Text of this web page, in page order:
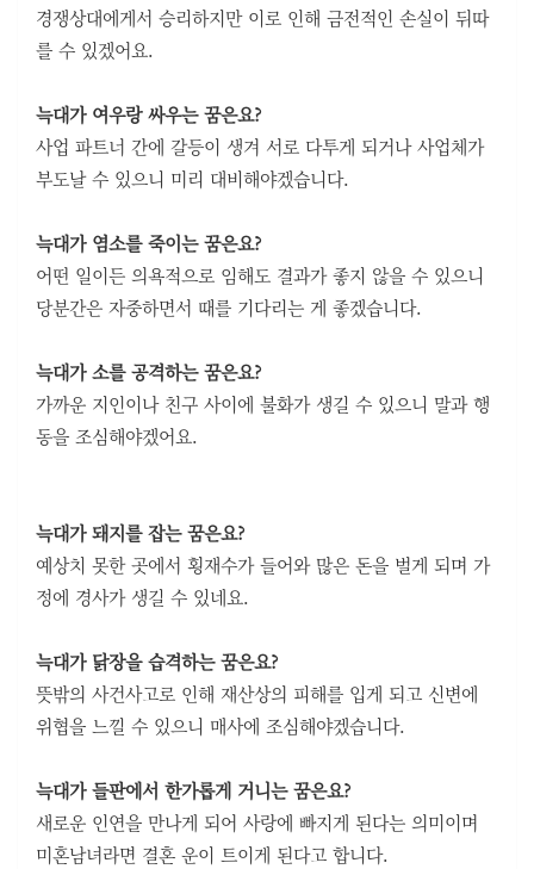
경쟁상대에게서 승리하지만 이로 인해 금전적인 손실이 뒤따
를 수 있겠어요.
늑대가 여우랑 싸우는 꿈은요?
사업 파트너 간에 갈등이 생겨 서로 다투게 되거나 사업체가
부도날 수 있으니 미리 대비해야겠습니다.
늑대가 염소를 죽이는 꿈은요?
어떤 일이든 의욕적으로 임해도 결과가 좋지 않을 수 있으니
당분간은 자중하면서 때를 기다리는 게 좋겠습니다.
늑대가 소를 공격하는 꿈은요?
가까운 지인이나 친구 사이에 불화가 생길 수 있으니 말과 행
동을 조심해야겠어요.
늑대가 돼지를 잡는 꿈은요?
예상치 못한 곳에서 횡재수가 들어와 많은 돈을 벌게 되며 가
정에 경사가 생길 수 있네요.
늑대가 닭장을 습격하는 꿈은요?
뜻밖의 사건사고로 인해 재산상의 피해를 입게 되고 신변에
위협을 느낄 수 있으니 매사에 조심해야겠습니다.
늑대가 들판에서 한가롭게 거니는 꿈은요?
새로운 인연을 만나게 되어 사랑에 빠지게 된다는 의미이며
미혼남녀라면 결혼 운이 트이게 된다고 합니다.